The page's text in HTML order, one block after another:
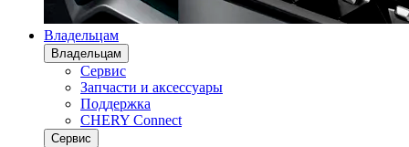
Владельцам
Владельцам
Сервис
Запчасти и аксессуары
Поддержка
CHERY Connect
Сервис